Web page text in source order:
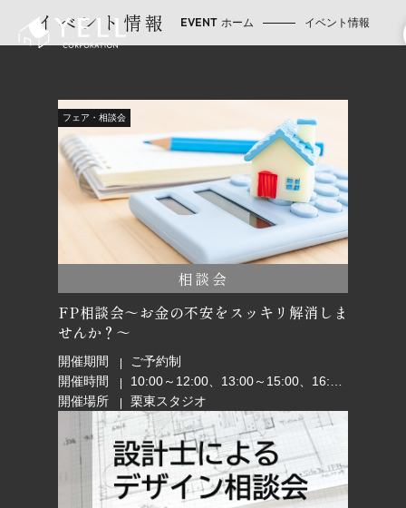
イベント情報 ホーム イベント情報
フェア・相談会
相談会
FP相談会～お金の不安をスッキリ解消しま
せんか？～
開催期間
ご予約制
開催時間
10:00～12:00、13:00～15:00、16:00～18:00
開催場所
栗東スタジオ